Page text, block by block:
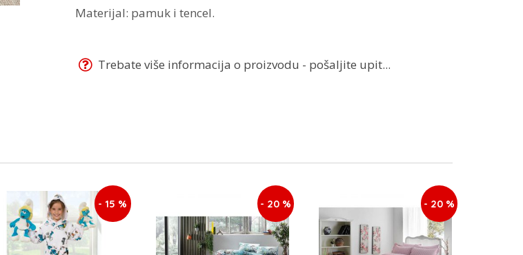
Materijal: pamuk i tencel.
Trebate više informacija o proizvodu - pošaljite upit...
- 15 % - 20 % - 20 %